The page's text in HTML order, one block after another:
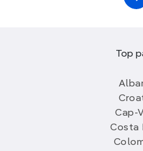
Top
Cap-
Costa